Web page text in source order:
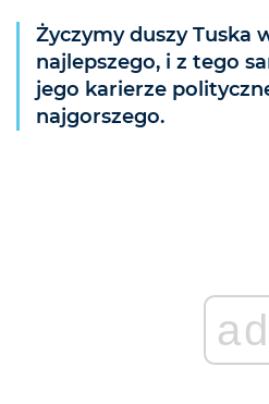
Życzymy duszy Tuska
najlepszego, i z tego
jego karierze
najgorszego.
ad